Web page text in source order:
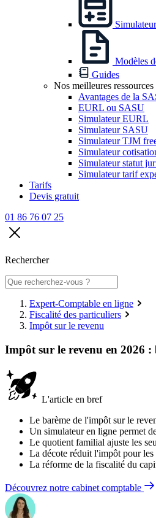
Modèles
Guides
Nos meilleures ressources
Avantages de la
EURL ou SASU
Simulateur EURL
Simulateur SASU
Simulateur TJM
Simulateur
Simulateur statut
Simulateur tarif
Tarifs
Devis gratuit
01 86 76 07 25
Rechercher
Expert-Comptable en ligne
Fiscalité des particuliers
Impôt sur le revenu
Impôt sur le revenu en 2026
L'article en bref
Le barème de l'impôt sur le
Un simulateur en ligne permet
Le quotient familial ajuste les
La décote réduit l'impôt pour les
La réforme de la fiscalité du
Découvrez notre cabinet comptable